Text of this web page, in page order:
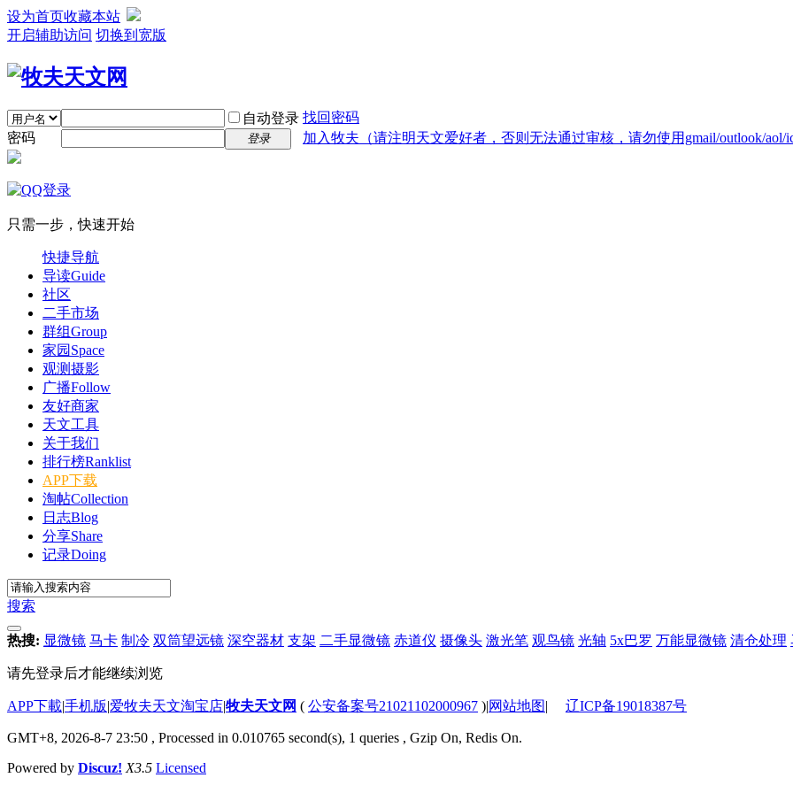
设为首页收藏本站
开启辅助访问 切换到宽版
自动登录 找回密码
密码
登录 加入牧夫（请注明天文爱好者，否则无法通过审核，请勿使用gmail/outlook/aol/
只需一步，快速开始
快捷导航
导读Guide
社区
二手市场
群组Group
家园 Space
观测摄影
广播Follow
友好商家
天文工具
关于我们
排行榜Ranklist
APP下载
淘帖Collection
日志Blog
分享Share
记录Doing
搜索
热搜: 显微镜 马卡 制冷 双筒望远镜 深空器材 支架 二手显微镜 赤道仪 摄像头 激光笔 观鸟镜 光轴 5x巴罗 万能显微镜 清仓处理
请先登录后才能继续浏览
APP下載|手机版|爱牧夫天文淘宝店|牧夫天文网 ( 公安备案号21021102000967 )|网站地图| 辽ICP备19018387号
GMT+8, 2026-8-7 23:50 , Processed in 0.010765 second(s), 1 queries , Gzip On, Redis On.
Powered by Discuz! X3.5 Licensed